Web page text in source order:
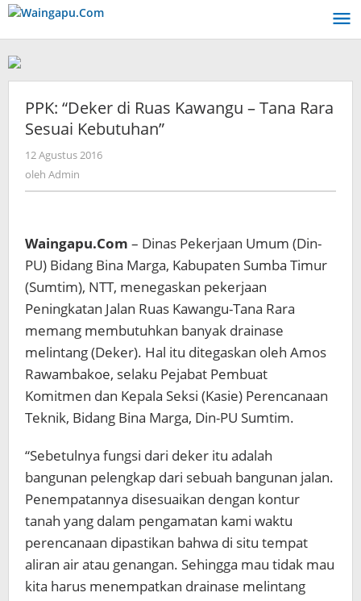
Lewati
konten
PPK: “Deker di Ruas Kawangu – Tana Rara
Sesuai Kebutuhan”
12 Agustus 2016
oleh Admin
Waingapu.Com – Dinas Pekerjaan Umum (Din-
PU) Bidang Bina Marga, Kabupaten Sumba Timur
(Sumtim), NTT, menegaskan pekerjaan
Peningkatan Jalan Ruas Kawangu-Tana Rara
memang membutuhkan banyak drainase
melintang (Deker). Hal itu ditegaskan oleh Amos
Rawambakoe, selaku Pejabat Pembuat
Komitmen dan Kepala Seksi (Kasie) Perencanaan
Teknik, Bidang Bina Marga, Din-PU Sumtim.
“Sebetulnya fungsi dari deker itu adalah
bangunan pelengkap dari sebuah bangunan jalan.
Penempatannya disesuaikan dengan kontur
tanah yang dalam pengamatan kami waktu
perencanaan dipastikan bahwa di situ tempat
aliran air atau genangan. Sehingga mau tidak mau
kita harus menempatkan drainase melintang